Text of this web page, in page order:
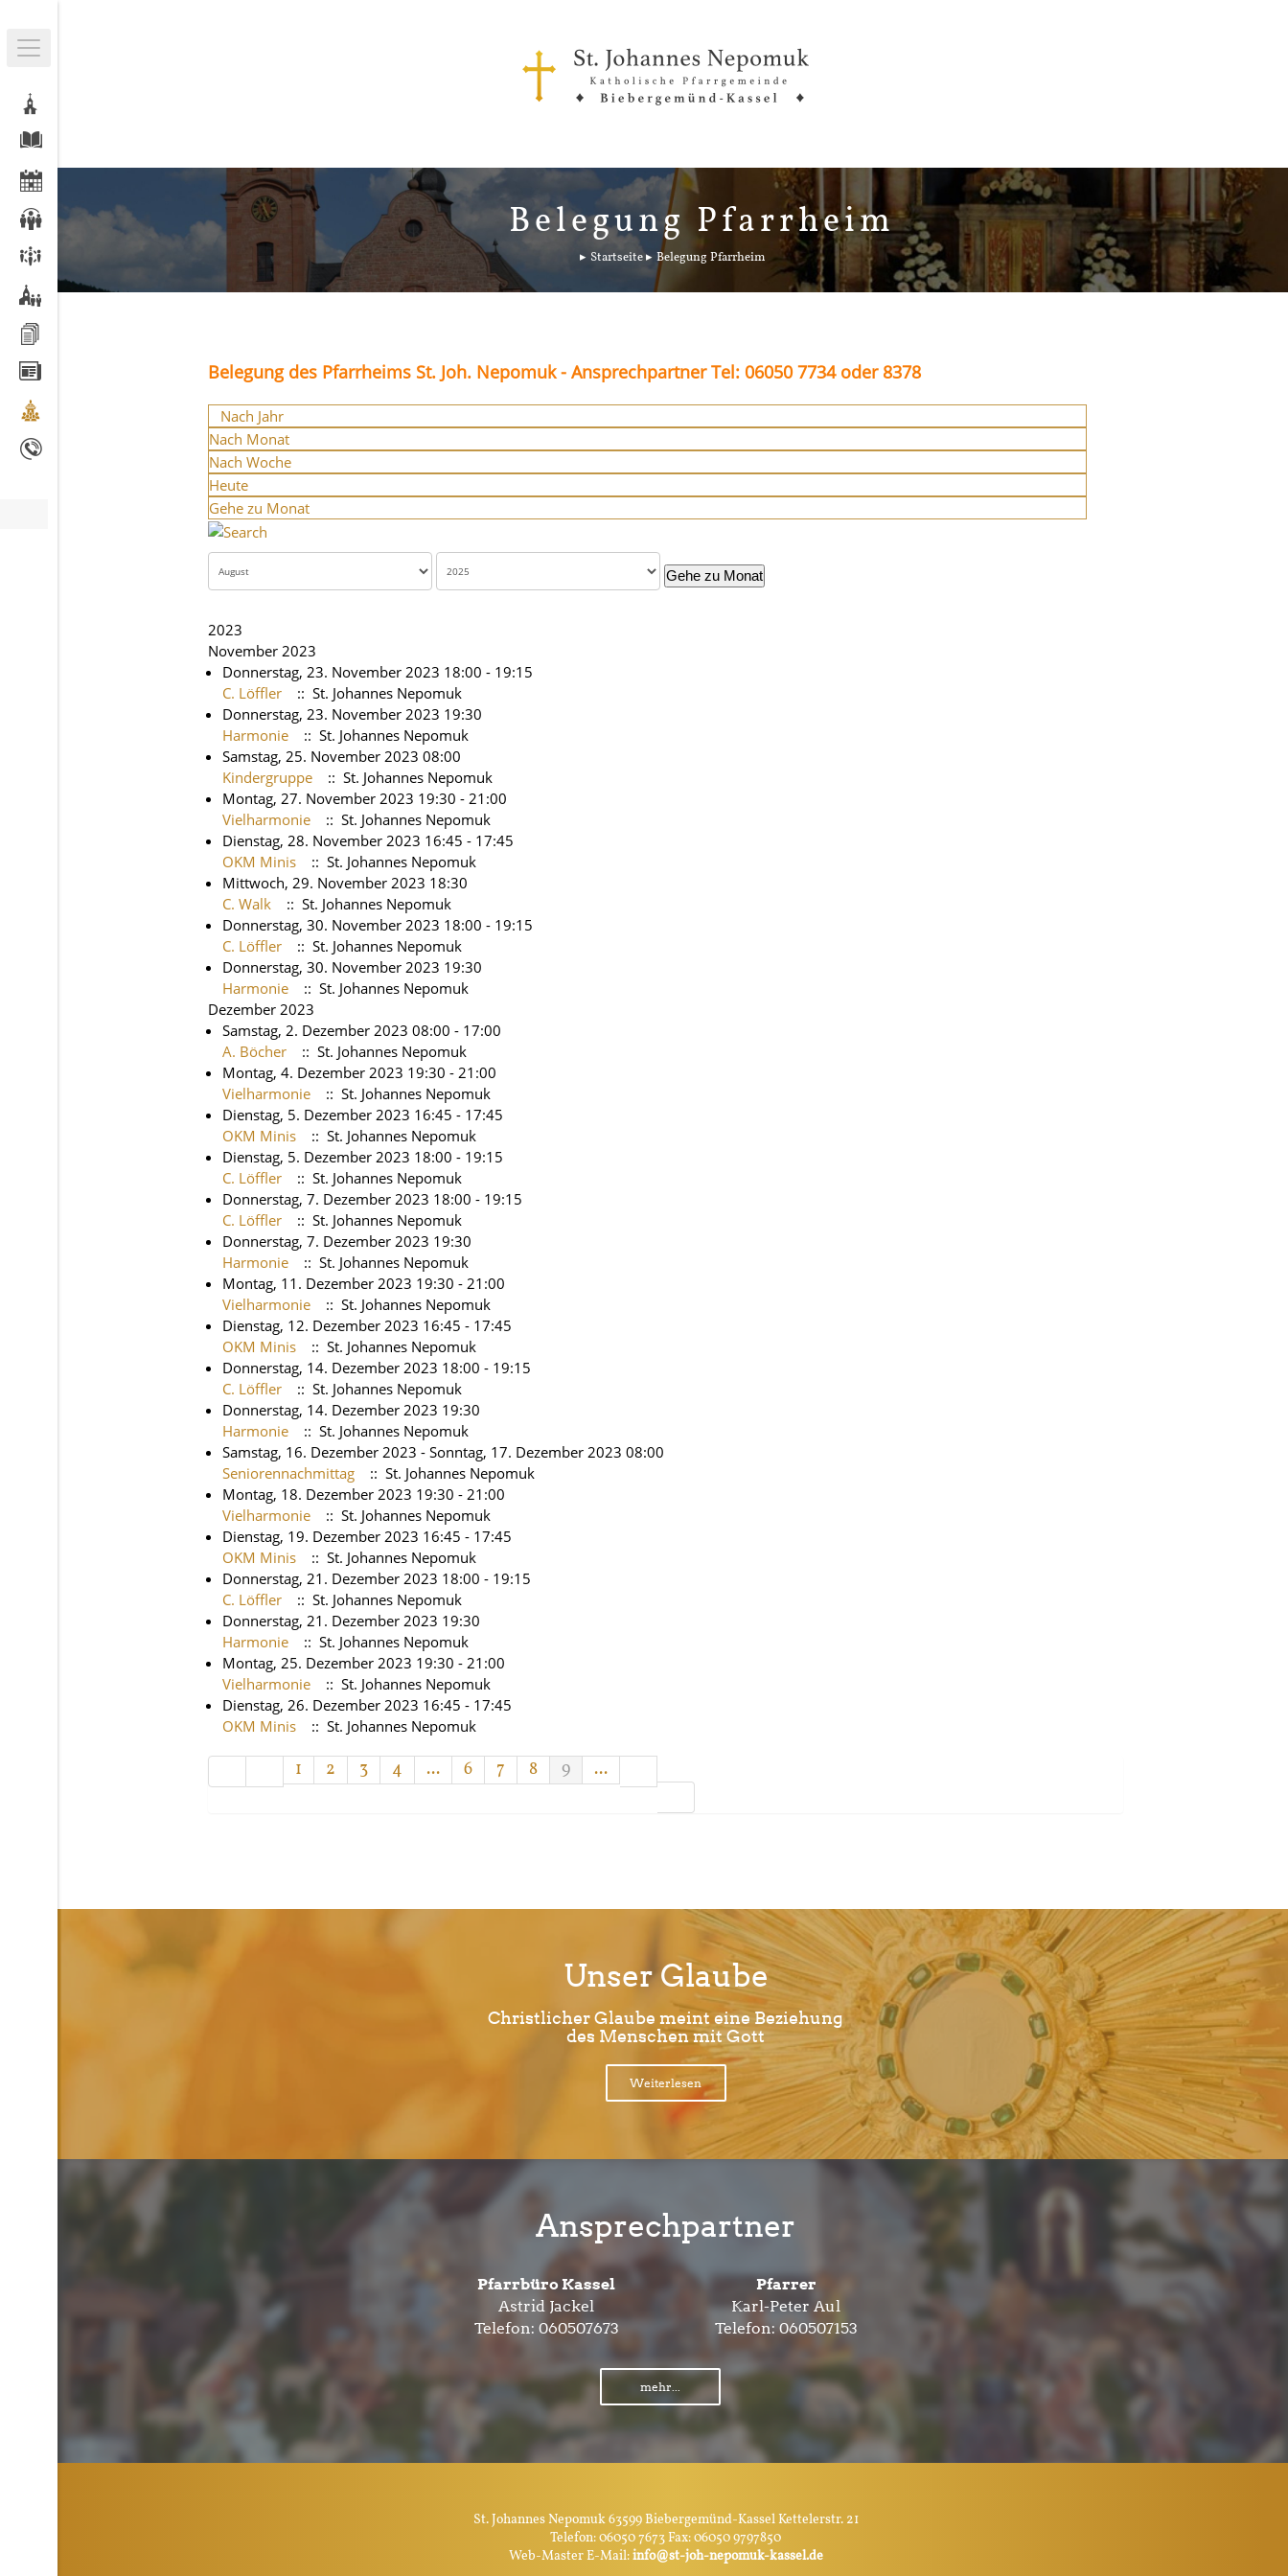
Belegung Pfarrheim
Startseite Belegung Pfarrheim
Belegung des Pfarrheims St. Joh. Nepomuk - Ansprechpartner Tel: 06050 7734 oder 8378
Nach Jahr
Nach Monat
Nach Woche
Heute
Gehe zu Monat
Gehe zu Monat
2023
November 2023
Donnerstag, 23. November 2023 18:00 - 19:15
C. Löffler
:: St. Johannes Nepomuk
Donnerstag, 23. November 2023 19:30
Harmonie
:: St. Johannes Nepomuk
Samstag, 25. November 2023 08:00
Kindergruppe
:: St. Johannes Nepomuk
Montag, 27. November 2023 19:30 - 21:00
Vielharmonie
:: St. Johannes Nepomuk
Dienstag, 28. November 2023 16:45 - 17:45
OKM Minis
:: St. Johannes Nepomuk
Mittwoch, 29. November 2023 18:30
C. Walk
:: St. Johannes Nepomuk
Donnerstag, 30. November 2023 18:00 - 19:15
C. Löffler
:: St. Johannes Nepomuk
Donnerstag, 30. November 2023 19:30
Harmonie
:: St. Johannes Nepomuk
Dezember 2023
Samstag, 2. Dezember 2023 08:00 - 17:00
A. Böcher
:: St. Johannes Nepomuk
Montag, 4. Dezember 2023 19:30 - 21:00
Vielharmonie
:: St. Johannes Nepomuk
Dienstag, 5. Dezember 2023 16:45 - 17:45
OKM Minis
:: St. Johannes Nepomuk
Dienstag, 5. Dezember 2023 18:00 - 19:15
C. Löffler
:: St. Johannes Nepomuk
Donnerstag, 7. Dezember 2023 18:00 - 19:15
C. Löffler
:: St. Johannes Nepomuk
Donnerstag, 7. Dezember 2023 19:30
Harmonie
:: St. Johannes Nepomuk
Montag, 11. Dezember 2023 19:30 - 21:00
Vielharmonie
:: St. Johannes Nepomuk
Dienstag, 12. Dezember 2023 16:45 - 17:45
OKM Minis
:: St. Johannes Nepomuk
Donnerstag, 14. Dezember 2023 18:00 - 19:15
C. Löffler
:: St. Johannes Nepomuk
Donnerstag, 14. Dezember 2023 19:30
Harmonie
:: St. Johannes Nepomuk
Samstag, 16. Dezember 2023 - Sonntag, 17. Dezember 2023 08:00
Seniorennachmittag
:: St. Johannes Nepomuk
Montag, 18. Dezember 2023 19:30 - 21:00
Vielharmonie
:: St. Johannes Nepomuk
Dienstag, 19. Dezember 2023 16:45 - 17:45
OKM Minis
:: St. Johannes Nepomuk
Donnerstag, 21. Dezember 2023 18:00 - 19:15
C. Löffler
:: St. Johannes Nepomuk
Donnerstag, 21. Dezember 2023 19:30
Harmonie
:: St. Johannes Nepomuk
Montag, 25. Dezember 2023 19:30 - 21:00
Vielharmonie
:: St. Johannes Nepomuk
Dienstag, 26. Dezember 2023 16:45 - 17:45
OKM Minis
:: St. Johannes Nepomuk
Limite der Paginierungsliste
1 2 3 4 ... 6 7 8 9 ...
Unser Glaube
Christlicher Glaube meint eine Beziehung
des Menschen mit Gott
Weiterlesen
Ansprechpartner
Pfarrbüro Kassel
Astrid Jackel
Telefon: 060507673
Pfarrer
Karl-Peter Aul
Telefon:060507153
mehr...
St. Johannes Nepomuk 63599 Biebergemünd-Kassel Kettelerstr. 21
Telefon: 06050 7673 Fax: 06050 9797850
Web-Master E-Mail:info@st-joh-nepomuk-kassel.de